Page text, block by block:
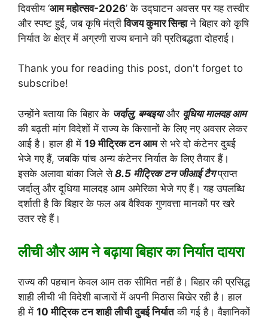
दिवसीय ‘आम महोत्सव-2026’ के उद्घाटन अवसर पर यह तस्वीर
और स्पष्ट हुई, जब कृषि मंत्रीविजय कुमार सिन्हाने बिहार को कृषि
निर्यात के क्षेत्र में अग्रणी राज्य बनाने की प्रतिबद्धता दोहराई।
Thank you for reading this post, don't forget to
subscribe!
उन्होंने बताया कि बिहार के जर्दालु, बम्बइयाऔर दूधिया मालदह आम
की बढ़ती मांग विदेशों में राज्य के किसानों के लिए नए अवसर लेकर
आई है। हाल ही में 19 मीट्रिक टन आमसे भरे दो कंटेनर दुबई
भेजे गए हैं, जबकि पांच अन्य कंटेनर निर्यात के लिए तैयार हैं।
इसके अलावा बांका जिले से8.5 मीट्रिक टन जीआई टैग प्राप्त
जर्दालु और दूधिया मालदह आम अमेरिका भेजे गए हैं। यह उपलब्धि
दर्शाती है कि बिहार के फल अब वैश्विक गुणवत्ता मानकों पर खरे
उतर रहे हैं।
लीची और आम ने बढ़ाया बिहार का निर्यात दायरा
राज्य की पहचान केवल आम तक सीमित नहीं है। बिहार की प्रसिद्ध
शाही लीची भी विदेशी बाजारों में अपनी मिठास बिखेर रही है। हाल
ही में 10 मीट्रिक टन शाही लीची दुबई निर्यातकी गई है। वैज्ञानिकों